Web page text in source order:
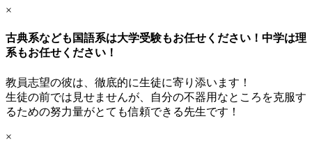
×
古典系なども国語系は大学受験もお任せください！中学は理
系もお任せください！
教員志望の彼は、徹底的に生徒に寄り添います！
生徒の前では見せませんが、自分の不器用なところを克服す
るための努力量がとても信頼できる先生です！
×